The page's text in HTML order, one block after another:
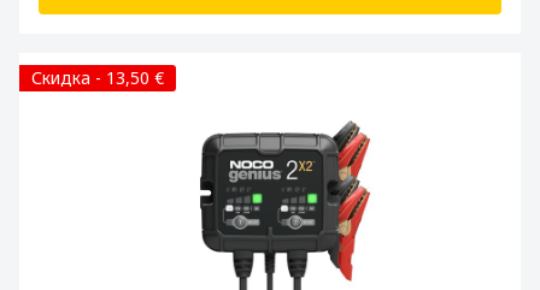
Скидка - 13,50 €